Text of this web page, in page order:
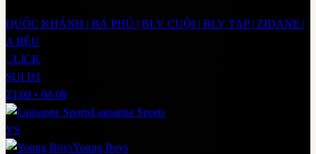
QUỐC KHÁNH | BÁ PHÚ | BLV CUỘI | BLV TAP | ZIDANE |
A BỆU
CLICK
SUI D1
23:00 • 08-08
Lausanne Sports
VS
Young Boys